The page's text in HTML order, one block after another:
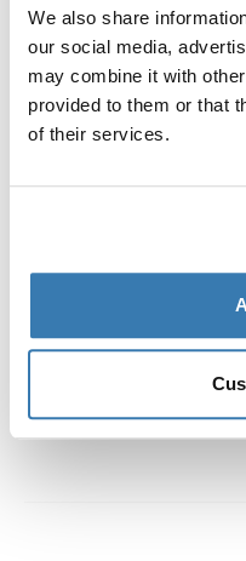
We also share
our social media,
may combine it with
provided to them or that
of their services.
Toutes les
Toggle guides and
Instructions
Toggle overview
Avis